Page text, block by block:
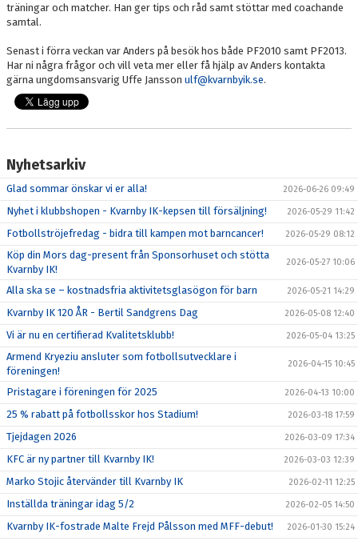
träningar och matcher. Han ger tips och råd samt stöttar med coachande
samtal.
Senast i förra veckan var Anders på besök hos både PF2010 samt PF2013.
Har ni några frågor och vill veta mer eller få hjälp av Anders kontakta
gärna ungdomsansvarig Uffe Jansson ulf@kvarnbyik.se.
Nyhetsarkiv
Glad sommar önskar vi er alla! 2026-06-26 09:49
Nyhet i klubbshopen - Kvarnby IK-kepsen till försäljning! 2026-05-29 11:42
Fotbollströjefredag - bidra till kampen mot barncancer! 2026-05-29 08:12
Köp din Mors dag-present från Sponsorhuset och stötta
Kvarnby IK!
2026-05-27 10:06
Alla ska se – kostnadsfria aktivitetsglasögon för barn 2026-05-21 14:29
Kvarnby IK 120 ÅR - Bertil Sandgrens Dag 2026-05-08 12:40
Vi är nu en certifierad Kvalitetsklubb! 2026-05-04 13:25
Armend Kryeziu ansluter som fotbollsutvecklare i
föreningen!
2026-04-15 10:45
Pristagare i föreningen för 2025 2026-04-13 10:00
25 % rabatt på fotbollsskor hos Stadium! 2026-03-18 17:59
Tjejdagen 2026 2026-03-09 17:34
KFC är ny partner till Kvarnby IK! 2026-03-03 12:39
Marko Stojic återvänder till Kvarnby IK 2026-02-11 12:25
Inställda träningar idag 5/2 2026-02-05 14:50
Kvarnby IK-fostrade Malte Frejd Pålsson med MFF-debut! 2026-01-30 15:24